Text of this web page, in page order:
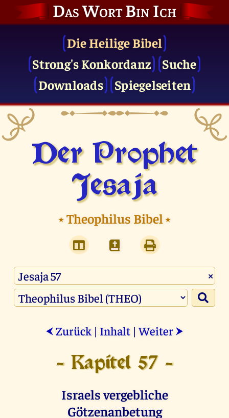
Das Wort Bin Ich
Die Heilige Bibel
Strong's Konkordanz
Suche
Downloads
Spiegelseiten
Der Prophet
Jesaja
⭑Theophilus Bibel⭑
×
⮜ Zurück | Inhalt |Weiter ⮞
- Kapitel 57 -
Israels vergebliche
Götzenanbetung